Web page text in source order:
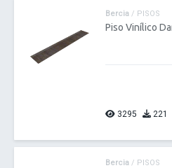
Bercia / PISOS
Piso Vinílico
3295 221
Bercia / PISOS